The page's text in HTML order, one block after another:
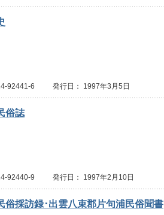
92441-6 発行日： 1997年3月5日
俗誌
92440-9 発行日： 1997年2月10日
採訪録･出雲八束郡片句浦民俗聞書